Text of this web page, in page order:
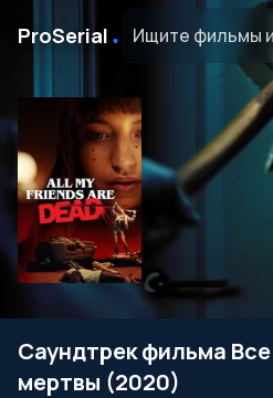
ProSerial ․
Саундтрек фильма
мертвы (2020)